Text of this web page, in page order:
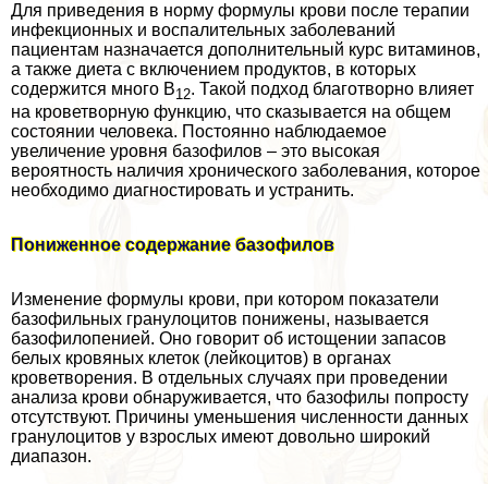
Для приведения в норму формулы крови после терапии
инфекционных и воспалительных заболеваний
пациентам назначается дополнительный курс витаминов,
а также диета с включением продуктов, в которых
содержится много В12. Такой подход благотворно влияет
на кроветворную функцию, что сказывается на общем
состоянии человека. Постоянно наблюдаемое
увеличение уровня базофилов – это высокая
вероятность наличия хронического заболевания, которое
необходимо диагностировать и устранить.
Пониженное содержание базофилов
Изменение формулы крови, при котором показатели
базофильных гранулоцитов понижены, называется
базофилопенией. Оно говорит об истощении запасов
белых кровяных клеток (лейкоцитов) в органах
кроветворения. В отдельных случаях при проведении
анализа крови обнаруживается, что базофилы попросту
отсутствуют. Причины уменьшения численности данных
гранулоцитов у взрослых имеют довольно широкий
диапазон.